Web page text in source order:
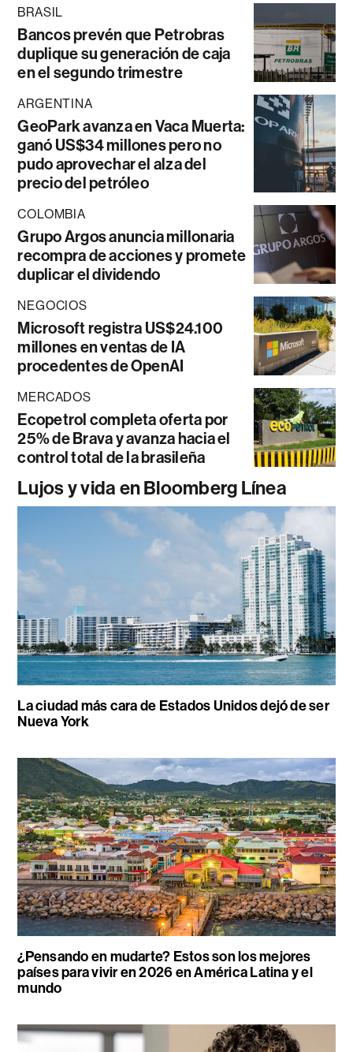
BRASIL
Bancos prevén que Petrobras
duplique su generación de caja
en el segundo trimestre
ARGENTINA
GeoPark avanza en Vaca Muerta:
ganó US$34 millones pero no
pudo aprovechar el alza del
precio del petróleo
COLOMBIA
Grupo Argos anuncia millonaria
recompra de acciones y promete
duplicar el dividendo
NEGOCIOS
Microsoft registra US$24.100
millones en ventas de IA
procedentes de OpenAI
MERCADOS
Ecopetrol completa oferta por
25% de Brava y avanza hacia el
control total de la brasileña
Lujos y vida en Bloomberg Línea
La ciudad más cara de Estados Unidos dejó de ser
Nueva York
¿Pensando en mudarte? Estos son los mejores
países para vivir en 2026 en América Latina y el
mundo